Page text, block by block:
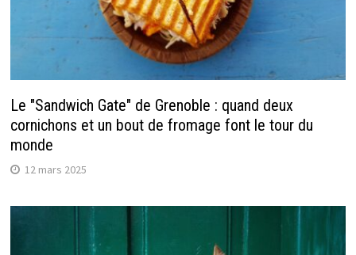
Le "Sandwich Gate" de Grenoble : quand deux
cornichons et un bout de fromage font le tour du
monde
12 mars 2025